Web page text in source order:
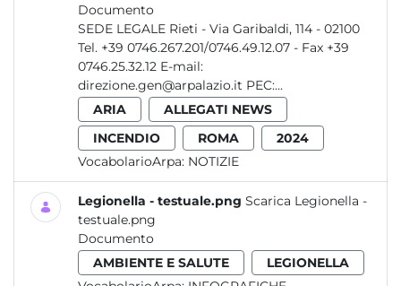
Documento
SEDE LEGALE Rieti - Via Garibaldi, 114 - 02100
Tel. +39 0746.267.201/0746.49.12.07 - Fax +39
0746.25.32.12 E-mail:
direzione.gen@arpalazio.it PEC:...
ARIA
ALLEGATI NEWS
INCENDIO
ROMA
2024
VocabolarioArpa: NOTIZIE
Legionella - testuale.png Scarica Legionella -
testuale.png
Documento
AMBIENTE E SALUTE
LEGIONELLA